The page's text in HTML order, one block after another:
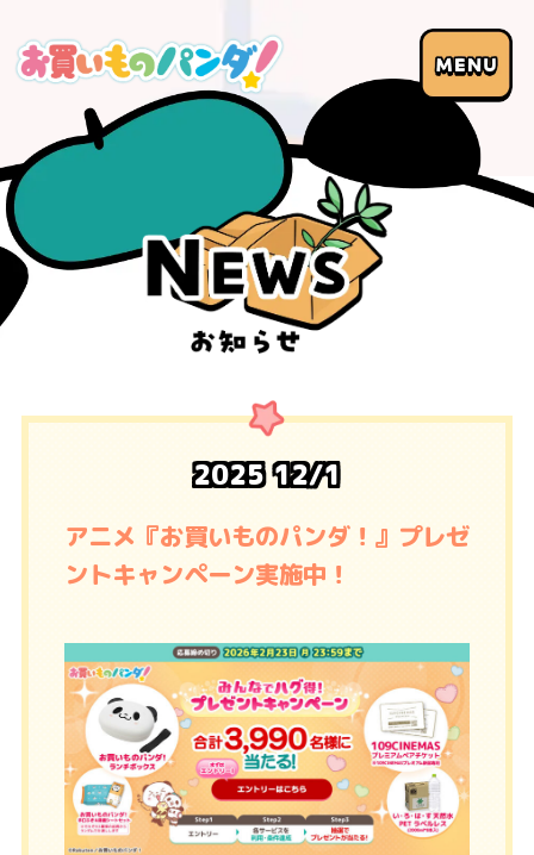
202512/1
アニメ『お買いものパンダ！』プレゼ
ントキャンペーン実施中！